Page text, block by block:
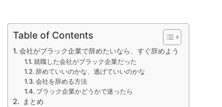
Table of Contents
会社がブラック企業で辞めたいなら、すぐ辞めよう
就職した会社がブラック企業だった
辞めていいのかな、逃げていいのかな
会社を辞める方法
ブラック企業かどうかで迷ったら
まとめ